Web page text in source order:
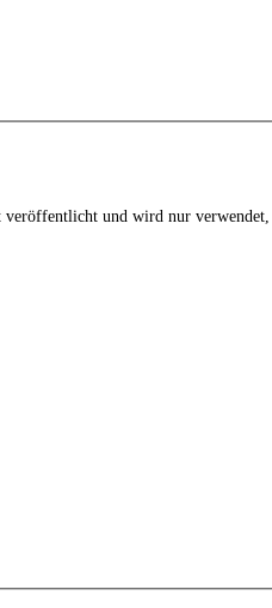
und wird nur